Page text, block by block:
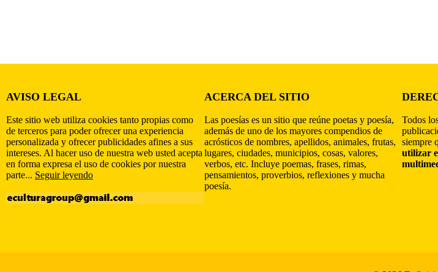
AVISO LEGAL
Este sitio web utiliza cookies tanto propias como
de terceros para poder ofrecer una experiencia
personalizada y ofrecer publicidades afines a sus
intereses. Al hacer uso de nuestra web usted acepta
en forma expresa el uso de cookies por nuestra
parte... Seguir leyendo
ACERCA DEL SITIO
Las poesías es un sitio que reúne poetas y poesía,
además de uno de los mayores compendios de
acrósticos de nombres, apellidos, animales, frutas,
lugares, ciudades, municipios, cosas, valores,
verbos, etc. Incluye poemas, frases, rimas,
pensamientos, proverbios, reflexiones y mucha
poesía.
Todos
siempre
utilizar